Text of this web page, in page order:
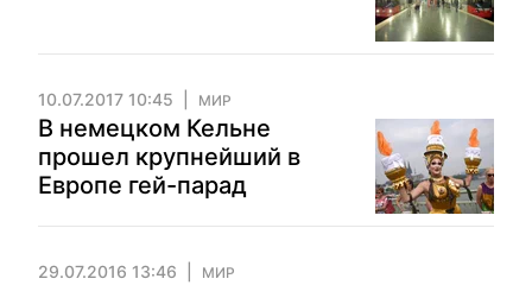
10.07.2017 10:45 МИР
В немецком Кельне
прошел крупнейший в
Европе гей-парад
29.07.2016 13:46 МИР